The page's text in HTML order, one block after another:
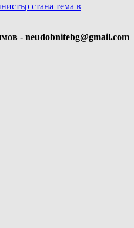
стана тема в
- neudobnitebg@gmail.com